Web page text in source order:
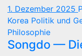
1. Dezember 2025
Korea Politik und
Philosophie
Songdo —